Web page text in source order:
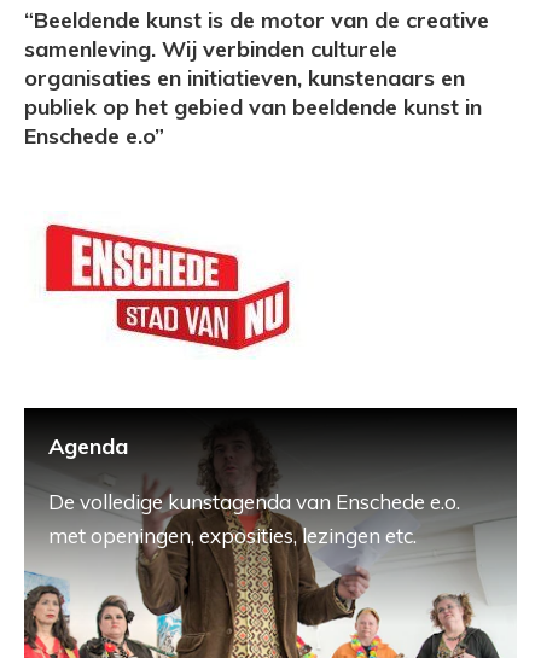
“Beeldende kunst is de motor van de creative
samenleving. Wij verbinden culturele
organisaties en initiatieven, kunstenaars en
publiek op het gebied van beeldende kunst in
Enschede e.o”
Agenda
De volledige kunstagenda van Enschede e.o.
met openingen, exposities, lezingen etc.